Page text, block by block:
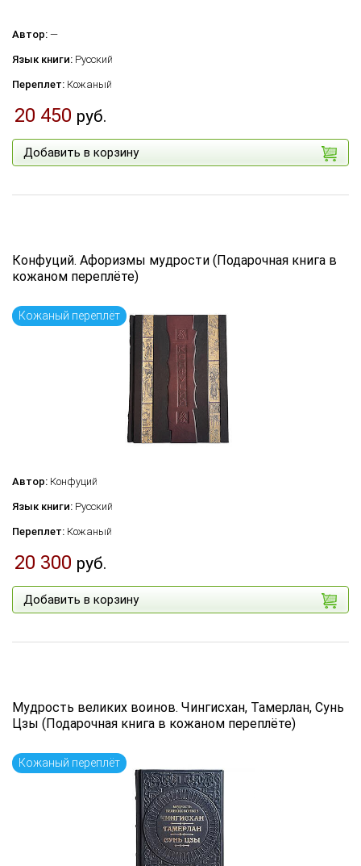
Автор: —
Язык книги: Русский
Переплет: Кожаный
20 450 руб.
Добавить в корзину
Конфуций. Афоризмы мудрости (Подарочная книга в
кожаном переплёте)
Кожаный переплёт
Автор: Конфуций
Язык книги: Русский
Переплет: Кожаный
20 300 руб.
Добавить в корзину
Мудрость великих воинов. Чингисхан, Тамерлан, Сунь
Цзы (Подарочная книга в кожаном переплёте)
Кожаный переплёт